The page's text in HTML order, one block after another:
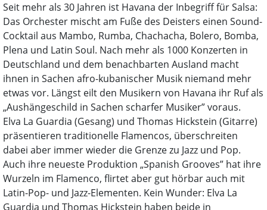
Seit mehr als 30 Jahren ist Havana der Inbegriff für Salsa:
Das Orchester mischt am Fuße des Deisters einen Sound-
Cocktail aus Mambo, Rumba, Chachacha, Bolero, Bomba,
Plena und Latin Soul. Nach mehr als 1000 Konzerten in
Deutschland und dem benachbarten Ausland macht
ihnen in Sachen afro-kubanischer Musik niemand mehr
etwas vor. Längst eilt den Musikern von Havana ihr Ruf als
„Aushängeschild in Sachen scharfer Musiker” voraus.
Elva La Guardia (Gesang) und Thomas Hickstein (Gitarre)
präsentieren traditionelle Flamencos, überschreiten
dabei aber immer wieder die Grenze zu Jazz und Pop.
Auch ihre neueste Produktion „Spanish Grooves” hat ihre
Wurzeln im Flamenco, flirtet aber gut hörbar auch mit
Latin-Pop- und Jazz-Elementen. Kein Wunder: Elva La
Guardia und Thomas Hickstein haben beide in